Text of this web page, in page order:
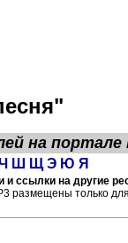
на портале
Ш Щ Э Ю Я
ссылки на другие
размещены только